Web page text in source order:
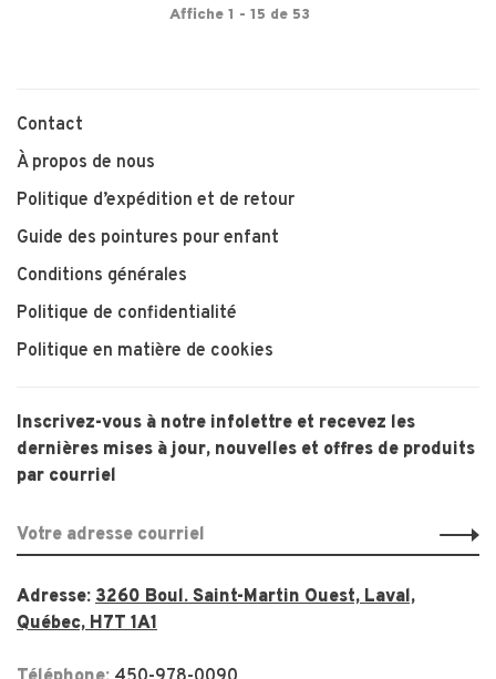
Affiche 1 - 15 de 53
Contact
À propos de nous
Politique d’expédition et de retour
Guide des pointures pour enfant
Conditions générales
Politique de confidentialité
Politique en matière de cookies
Inscrivez-vous à notre infolettre et recevez les
dernières mises à jour, nouvelles et offres de produits
par courriel
Adresse: 3260 Boul. Saint-Martin Ouest, Laval,
Québec, H7T 1A1